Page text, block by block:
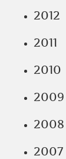
2012
2011
2010
2009
2008
2007